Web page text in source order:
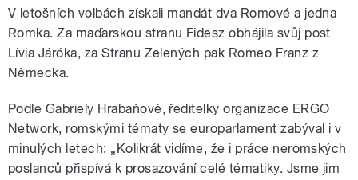
V letošních volbách získali mandát dva Romové a jedna
Romka. Za maďarskou stranu Fidesz obhájila svůj post
Lívia Járóka, za Stranu Zelených pak Romeo Franz z
Německa.
Podle Gabriely Hrabaňové, ředitelky organizace ERGO
Network, romskými tématy se europarlament zabýval i v
minulých letech: „Kolikrát vidíme, že i práce neromských
poslanců přispívá k prosazování celé tématiky. Jsme jim